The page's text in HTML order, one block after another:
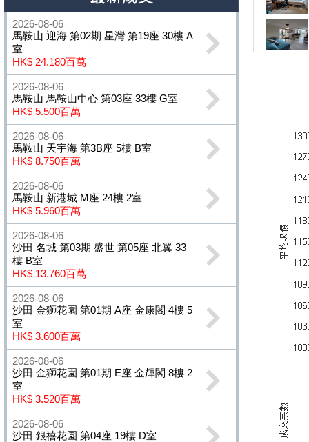
2026-08-06
馬鞍山 迎海 第02期 星灣 第19座 30樓 A
室
HK$ 24.180百萬
2026-08-06
馬鞍山 馬鞍山中心 第03座 33樓 G室
HK$ 5.500百萬
2026-08-06
馬鞍山 天宇海 第3B座 5樓 B室
HK$ 8.750百萬
2026-08-06
馬鞍山 新港城 M座 24樓 2室
HK$ 5.960百萬
2026-08-06
沙田 名城 第03期 盛世 第05座 北翼 33
樓 B室
HK$ 13.760百萬
2026-08-06
沙田 金獅花園 第01期 A座 金康閣 4樓 5
室
HK$ 3.600百萬
2026-08-06
沙田 金獅花園 第01期 E座 金輝閣 8樓 2
室
HK$ 3.520百萬
2026-08-06
沙田 銀禧花園 第04座 19樓 D室